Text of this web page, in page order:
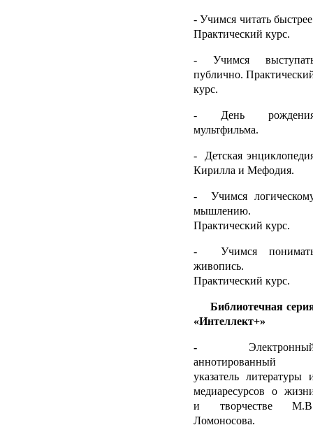
- Учимся читать
Практический курс.
- Учимся
публично.
курс.
- День
мультфильма.
- Детская
Кирилла и Мефодия.
- Учимся
мышлению.
Практический курс.
- Учимся
живопись.
Практический курс.
Библиотечная
«Интеллект+»
-
аннотированный
указатель литературы
медиаресурсов о
и творчестве
Ломоносова.